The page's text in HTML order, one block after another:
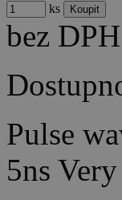
ks
bez DPH
Pulse
5ns